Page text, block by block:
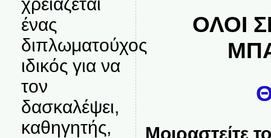
ένας
διπλωματούχος
ιδικός για να
τον
δασκαλέψει,
καθηγητής,
ΟΛΟΙ
Μοιραστείτε